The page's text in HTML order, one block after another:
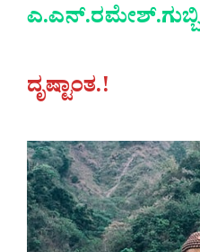
ಎ.ಎನ್.ರಮೇಶ್.ಗುಬ್ಬಿ
ದೃಷ್ಟಾಂತ.!